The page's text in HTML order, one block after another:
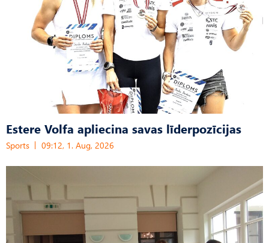
Estere Volfa apliecina savas līderpozīcijas
Sports 09:12, 1. Aug, 2026